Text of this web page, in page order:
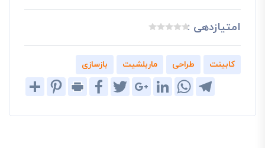
امتیازدهی :
کابینت طراحی ماربلشیت بازسازی
Share
PinterestPrint
FacebookTwitterGoogle+LinkedIn
WhatsAppTelegram